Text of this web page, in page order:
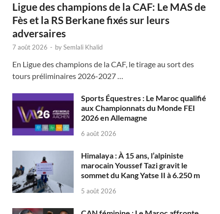
Ligue des champions de la CAF: Le MAS de
Fès et la RS Berkane fixés sur leurs
adversaires
7 août 2026 - bySemlali Khalid
En Ligue des champions de la CAF, le tirage au sort des
tours préliminaires 2026-2027 …
Sports Équestres : Le Maroc qualifié
aux Championnats du Monde FEI
2026 en Allemagne
6 août 2026
Himalaya : À 15 ans, l’alpiniste
marocain Youssef Tazi gravit le
sommet du Kang Yatse II à 6.250 m
5 août 2026